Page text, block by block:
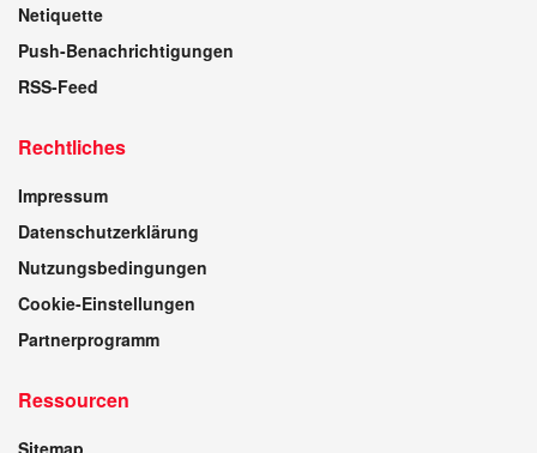
Netiquette
Push-Benachrichtigungen
RSS-Feed
Rechtliches
Impressum
Datenschutzerklärung
Nutzungsbedingungen
Cookie-Einstellungen
Partnerprogramm
Ressourcen
Sitemap